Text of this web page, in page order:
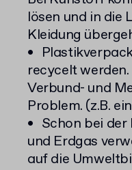
lösen und in die
Kleidung
recycelt
Verbund- und
Problem. (z.B.
Schon bei
und Erdgas
auf die